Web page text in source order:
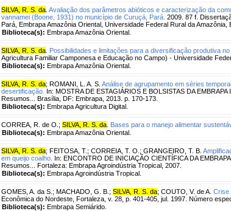
SILVA, R. S. da Avaliação dos parâmetros abióticos e caracterização da
vannamei (Boone, 1931) no município de Curuçá, Pará. 2009. 87 f.
Pará, Embrapa Amazônia Oriental, Universidade Federal Rural da Amazônia,
Biblioteca(s): Embrapa Amazônia Oriental.
SILVA, R. S. da Possibilidades e limitações para a diversificação produtiva no
Agricultura Familiar Camponesa e Educação no Campo) - Universidade
Biblioteca(s): Embrapa Amazônia Oriental.
SILVA, R. S. da; ROMANI, L. A. S. Análise de agrupamento em séries
desertificação. In: MOSTRA DE ESTAGIÁRIOS E BOLSISTAS DA
Resumos... Brasília, DF: Embrapa, 2013. p. 170-173.
Biblioteca(s): Embrapa Agricultura Digital.
CORREA, R. de O. ; SILVA, R. S. da Bases para o manejo alimentar
Biblioteca(s): Embrapa Amazônia Oriental.
SILVA, R. S. da; FEITOSA, T. ; CORREIA, T. O. ; GRANGEIRO, T. B.
em queijo coalho. In: ENCONTRO DE INICIAÇÃO CIENTÍFICA DA
Resumos... Fortaleza: Embrapa Agroindústria Tropical, 2007.
Biblioteca(s): Embrapa Agroindústria Tropical.
GOMES, A. da S. ; MACHADO, G. B. ; SILVA, R. S. da; COUTO, V. de A. Crise
Econômica do Nordeste, Fortaleza, v. 28, p. 401-405, jul. 1997. Número
Biblioteca(s): Embrapa Semiárido.